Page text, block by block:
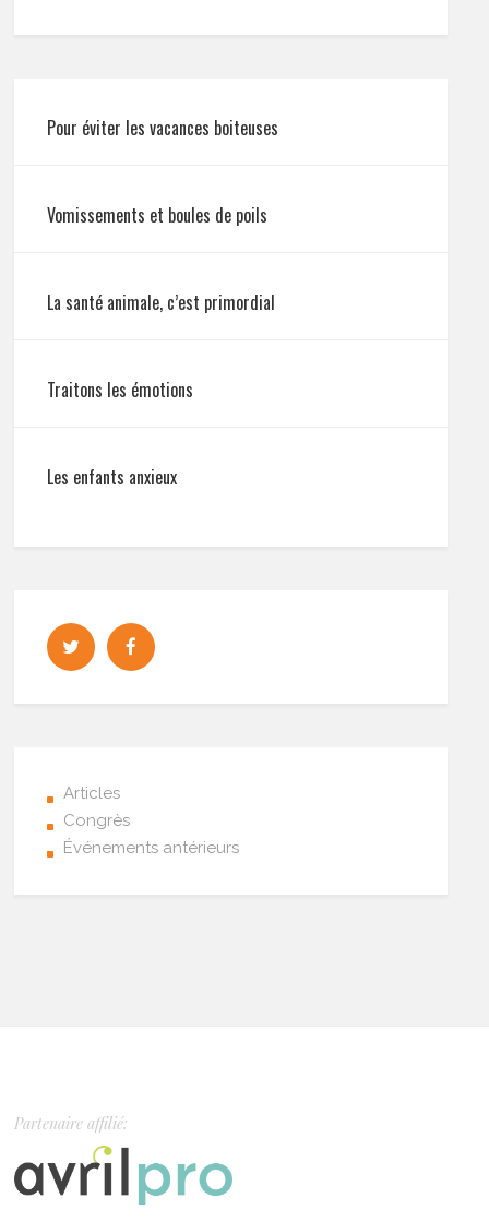
Pour éviter les vacances boiteuses
Vomissements et boules de poils
La santé animale, c’est primordial
Traitons les émotions
Les enfants anxieux
Articles
Congrès
Événements antérieurs
Partenaire affilié: